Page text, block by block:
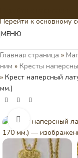
Перейти к основному
МЕНЮ
Главная страница »
ним » Кресты
» Крест наперсный
мм.)
Нажмите,